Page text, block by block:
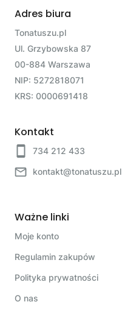
Adres biura
Tonatuszu.pl
Ul. Grzybowska 87
00-884 Warszawa
NIP: 5272818071
KRS: 0000691418
Kontakt
734 212 433
kontakt@tonatuszu.pl
Ważne linki
Moje konto
Regulamin zakupów
Polityka prywatności
O nas